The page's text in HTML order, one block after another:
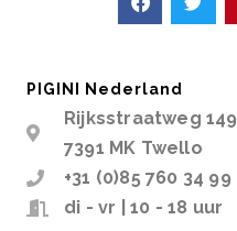
PIGINI Nederland
Rijksstraatweg 149
7391 MK Twello
+31 (0)85 760 34 99
di - vr | 10 - 18 uur